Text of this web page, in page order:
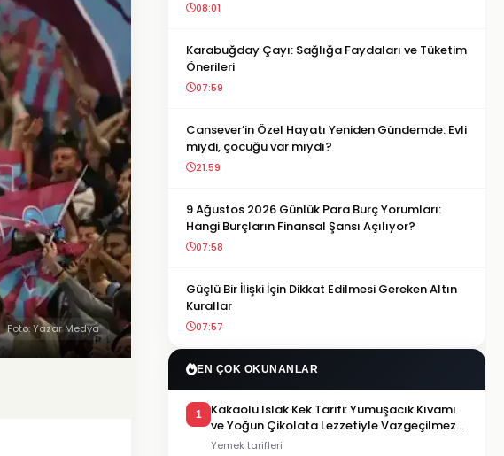
Foto: Yazar Medya
08:01
Karabuğday Çayı: Sağlığa Faydaları ve Tüketim
Önerileri
07:59
Cansever’in Özel Hayatı Yeniden Gündemde: Evli
miydi, çocuğu var mıydı?
21:59
9 Ağustos 2026 Günlük Para Burç Yorumları:
Hangi Burçların Finansal Şansı Açılıyor?
07:58
Güçlü Bir İlişki İçin Dikkat Edilmesi Gereken Altın
Kurallar
07:57
EN ÇOK OKUNANLAR
1
Kakaolu Islak Kek Tarifi: Yumuşacık Kıvamı
ve Yoğun Çikolata Lezzetiyle Vazgeçilmez
Tat
Yemek tarifleri